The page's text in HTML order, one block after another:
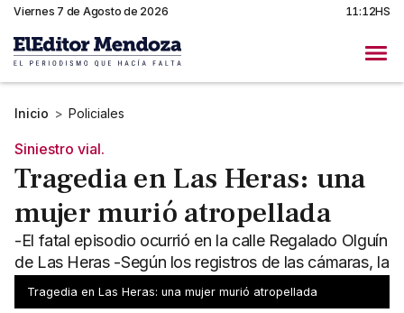
Viernes 7 de Agosto de 2026 11:12HS
Inicio > Policiales
Siniestro vial.
Tragedia en Las Heras: una
mujer murió atropellada
-El fatal episodio ocurrió en la calle Regalado Olguín
de Las Heras -Según los registros de las cámaras, la
víctima se habría arrojado al paso del vehículo
Tragedia en Las Heras: una mujer murió atropellada